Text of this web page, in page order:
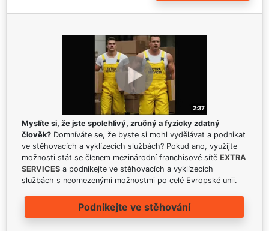
Myslíte si, že jste spolehlivý, zručný a fyzicky zdatný
člověk? Domníváte se, že byste si mohl vydělávat a podnikat
ve stěhovacích a vyklízecích službách? Pokud ano, využijte
možnosti stát se členem mezinárodní franchisové sítě EXTRA
SERVICES a podnikejte ve stěhovacích a vyklízecích
službách s neomezenými možnostmi po celé Evropské unii.
Podnikejte ve stěhování